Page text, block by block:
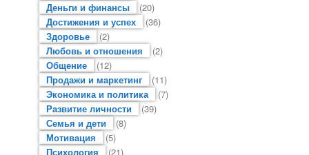
Деньги и финансы
(20)
Достижения и успех
(36)
Здоровье
(2)
Любовь и отношения
(2)
Общение
(12)
Продажи и маркетинг
(11)
Экономика и политика
(7)
Развитие личности
(39)
Семья и дети
(8)
Мотивация
(5)
Психология
(21)